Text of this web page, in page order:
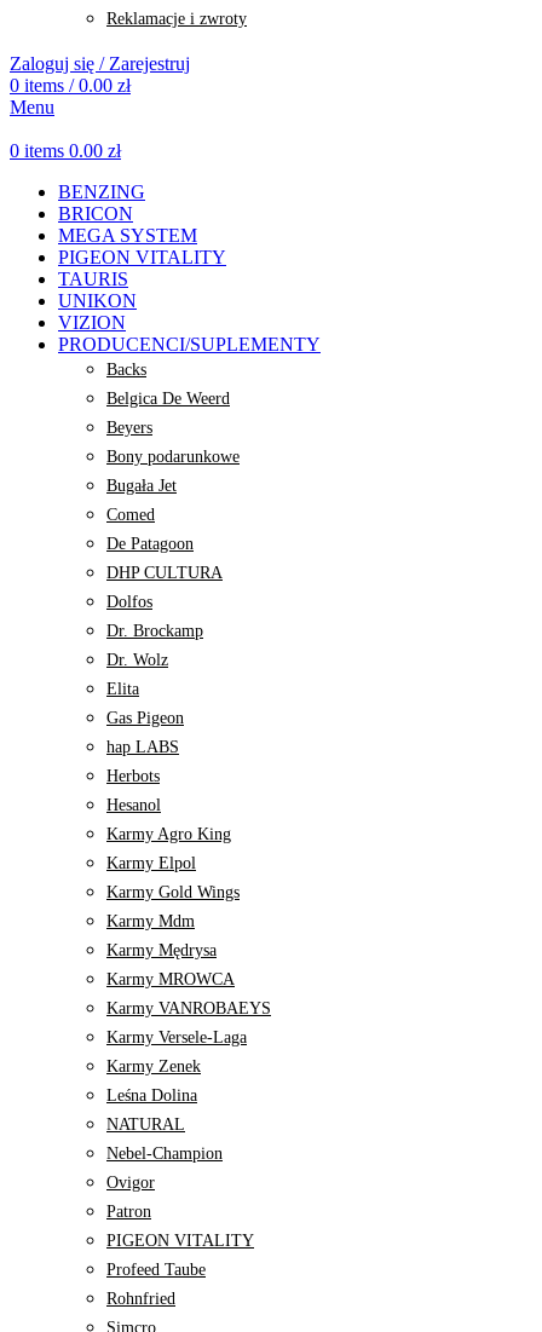
Reklamacje i zwroty
Zaloguj się / Zarejestruj
0 items / 0.00 zł
Menu
0 items 0.00 zł
BENZING
BRICON
MEGA SYSTEM
PIGEON VITALITY
TAURIS
UNIKON
VIZION
PRODUCENCI/SUPLEMENTY
Backs
Belgica De Weerd
Beyers
Bony podarunkowe
Bugała Jet
Comed
De Patagoon
DHP CULTURA
Dolfos
Dr. Brockamp
Dr. Wolz
Elita
Gas Pigeon
hap LABS
Herbots
Hesanol
Karmy Agro King
Karmy Elpol
Karmy Gold Wings
Karmy Mdm
Karmy Mędrysa
Karmy MROWCA
Karmy VANROBAEYS
Karmy Versele-Laga
Karmy Zenek
Leśna Dolina
NATURAL
Nebel-Champion
Ovigor
Patron
PIGEON VITALITY
Profeed Taube
Rohnfried
Simcro